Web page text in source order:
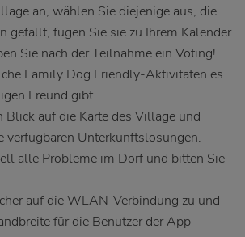
an, wählen Sie diejenige aus, die
gefällt, fügen Sie sie zu Ihrem Kalender
Sie nach der Teilnahme ein Voting!
Family Dog Friendly-Aktivitäten es
Freund gibt.
Blick auf die Karte des Village und
verfügbaren Unterkunftslösungen.
alle Probleme im Dorf und bitten Sie
auf die WLAN-Verbindung zu und
für die Benutzer der App